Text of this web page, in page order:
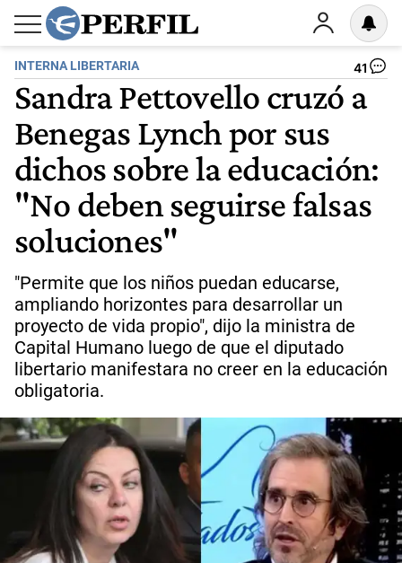
INTERNA LIBERTARIA 41
Sandra Pettovello cruzó a
Benegas Lynch por sus
dichos sobre la educación:
"No deben seguirse falsas
soluciones"
"Permite que los niños puedan educarse,
ampliando horizontes para desarrollar un
proyecto de vida propio", dijo la ministra de
Capital Humano luego de que el diputado
libertario manifestara no creer en la educación
obligatoria.